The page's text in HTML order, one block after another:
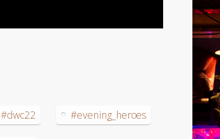
#dwc22 #evening_heroes